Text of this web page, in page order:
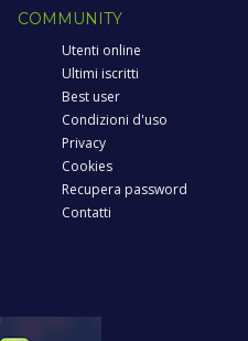
COMMUNITY
Utenti online
Ultimi iscritti
Best user
Condizioni d'uso
Privacy
Cookies
Recupera password
Contatti